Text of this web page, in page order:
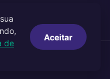
reservados.
de
Aceitar